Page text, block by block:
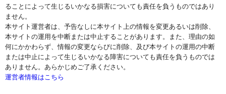
ることによって生じるいかなる損害についても責任を負うものではあり
ません。
本サイト運営者は、予告なしに本サイト上の情報を変更あるいは削除、
本サイトの運用を中断または中止することがあります。また、理由の如
何にかかわらず、情報の変更ならびに削除、及び本サイトの運用の中断
または中止によって生じるいかなる障害についても責任を負うものでは
ありません。あらかじめご了承ください。
運営者情報はこちら